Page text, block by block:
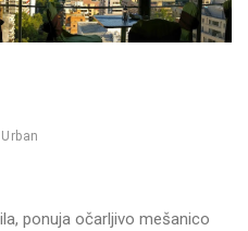
Urban
ponuja očarljivo mešanico